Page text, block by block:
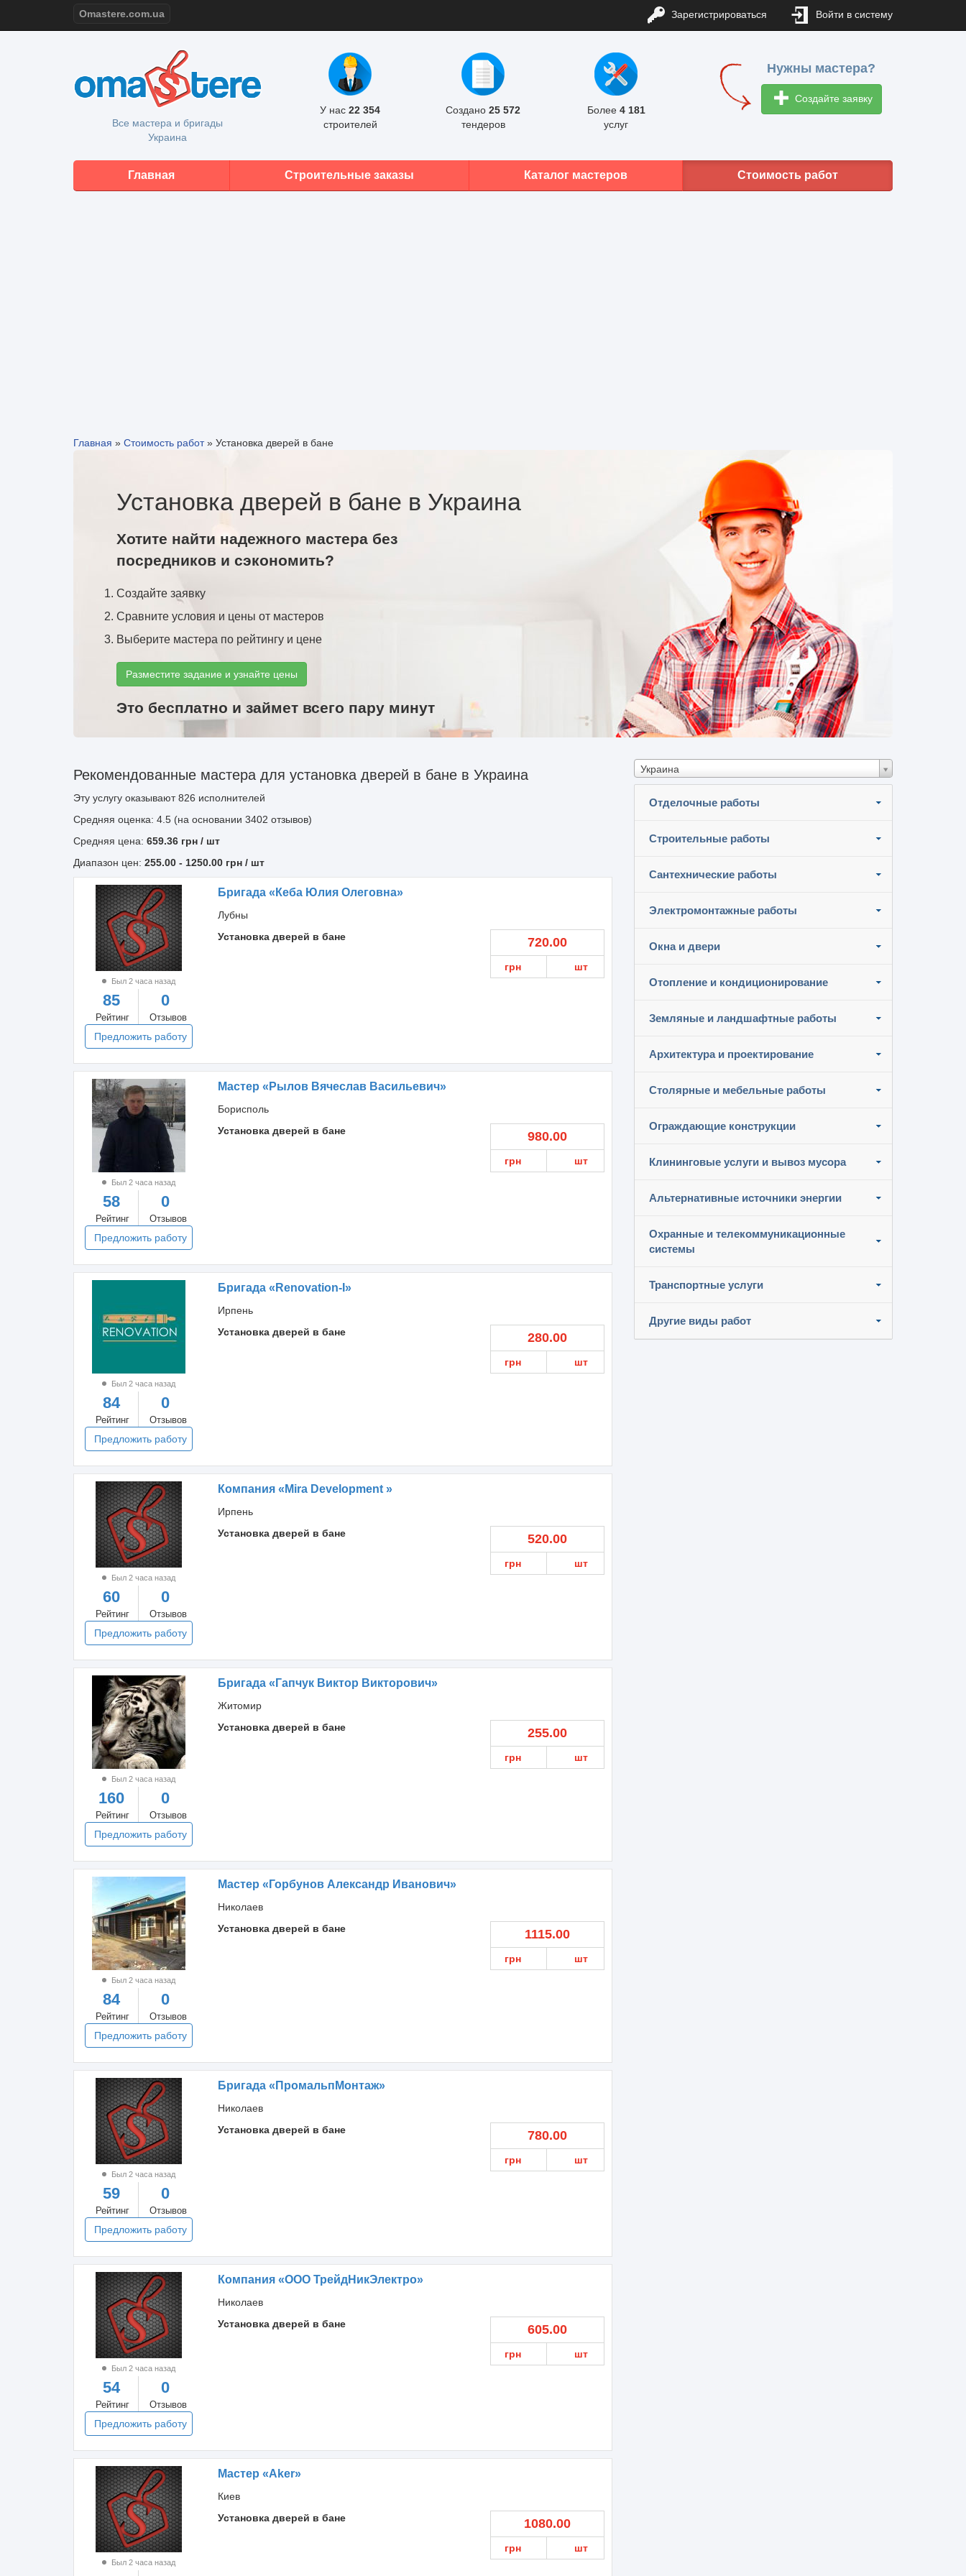
Omastere.com.ua Зарегистрироваться Войти в систему
Все мастера и бригады
Украина
У нас 22 354
строителей
Создано 25 572
тендеров
Более 4 181
услуг
Нужны мастера?
Создайте заявку
Главная Строительные заказы Каталог мастеров Стоимость работ
Главная » Стоимость работ» Установка дверей в бане
Установка дверей в бане в Украина
Хотите найти надежного мастера без
посредников и сэкономить?
Создайте заявку
Сравните условия и цены от мастеров
Выберите мастера по рейтингу и цене
Разместите задание и узнайте цены
Это бесплатно и займет всего пару минут
Украина
Отделочные работы
Строительные работы
Сантехнические работы
Электромонтажные работы
Окна и двери
Отопление и кондиционирование
Земляные и ландшафтные работы
Архитектура и проектирование
Столярные и мебельные работы
Ограждающие конструкции
Клининговые услуги и вывоз мусора
Альтернативные источники энергии
Охранные и телекоммуникационные
системы
Транспортные услуги
Другие виды работ
Рекомендованные мастера для установка дверей в бане в Украина
Эту услугу оказывают826 исполнителей
Средняя оценка: 4.5 (на основании 3402 отзывов)
Средняя цена: 659.36 грн / шт
Диапазон цен: 255.00 - 1250.00 грн / шт
Был 2 часа назад
85
Рейтинг
0
Отзывов
Предложить работу
Бригада «Кеба Юлия Олеговна»
Лубны
Установка дверей в бане
720.00
грн шт
Был 2 часа назад
58
Рейтинг
0
Отзывов
Предложить работу
Мастер «Рылов Вячеслав Васильевич»
Борисполь
Установка дверей в бане
980.00
грн шт
Был 2 часа назад
84
Рейтинг
0
Отзывов
Предложить работу
Бригада «Renovation-I»
Ирпень
Установка дверей в бане
280.00
грн шт
Был 2 часа назад
60
Рейтинг
0
Отзывов
Предложить работу
Компания «Mira Development »
Ирпень
Установка дверей в бане
520.00
грн шт
Был 2 часа назад
160
Рейтинг
0
Отзывов
Предложить работу
Бригада «Гапчук Виктор Викторович»
Житомир
Установка дверей в бане
255.00
грн шт
Был 2 часа назад
84
Рейтинг
0
Отзывов
Предложить работу
Мастер «Горбунов Александр Иванович»
Николаев
Установка дверей в бане
1115.00
грн шт
Был 2 часа назад
59
Рейтинг
0
Отзывов
Предложить работу
Бригада «ПромальпМонтаж»
Николаев
Установка дверей в бане
780.00
грн шт
Был 2 часа назад
54
Рейтинг
0
Отзывов
Предложить работу
Компания «ООО ТрейдНикЭлектро»
Николаев
Установка дверей в бане
605.00
грн шт
Был 2 часа назад
Мастер «Aker»
Киев
Установка дверей в бане
1080.00
грн шт